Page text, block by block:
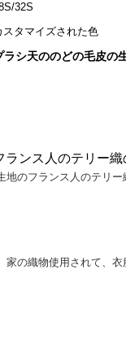
32S
スタマイズされた色
ラシ天ののどの毛皮の
ンス人のテリー織
地のフランス人のテリー
家の織物使用されて、